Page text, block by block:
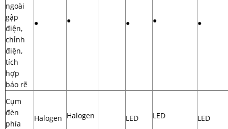
ngoài
gập
điện,
chỉnh
điện,
tích
hợp
báo rẽ
● ● ● ● ●
Cụm
đèn
phía
Halogen Halogen LED LED LED